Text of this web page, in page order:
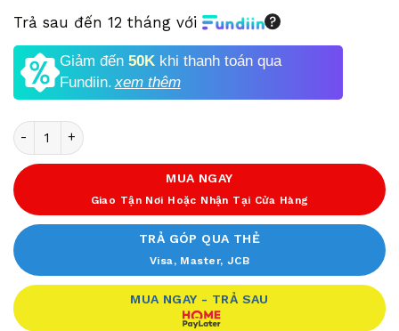
Trả sau đến 12 tháng với
Giảm đến 50K khi thanh toán qua
Fundiin.xem thêm
Số lượng
MUA NGAY
Giao Tận Nơi Hoặc Nhận Tại Cửa Hàng
TRẢ GÓP QUA THẺ
Visa, Master, JCB
MUA NGAY - TRẢ SAU